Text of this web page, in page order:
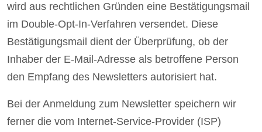
wird aus rechtlichen Gründen eine Bestätigungsmail
im Double-Opt-In-Verfahren versendet. Diese
Bestätigungsmail dient der Überprüfung, ob der
Inhaber der E-Mail-Adresse als betroffene Person
den Empfang des Newsletters autorisiert hat.
Bei der Anmeldung zum Newsletter speichern wir
ferner die vom Internet-Service-Provider (ISP)